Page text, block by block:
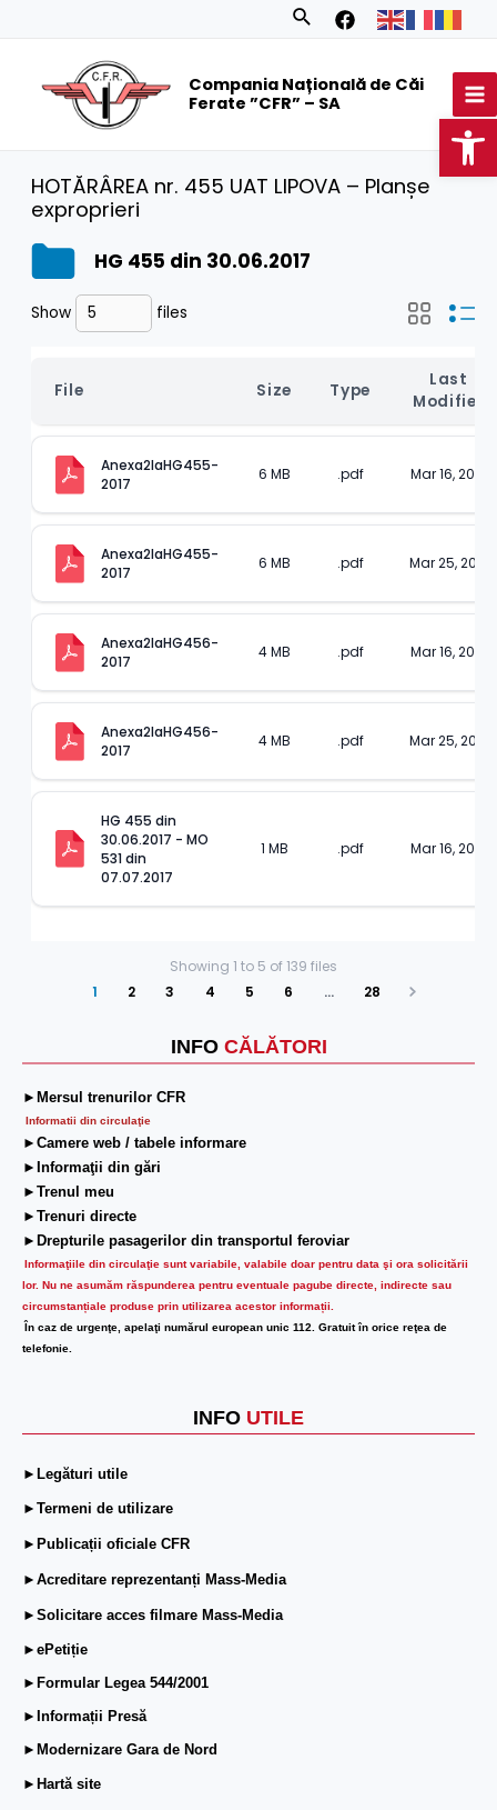
Search
Compania Națională de Căi
Ferate ”CFR” – SA
INFO CĂLĂTORI
►Mersul trenurilor CFR
Informatii din circulaţie
►Camere web / tabele informare
►Informaţii din gări
►Trenul meu
►Trenuri directe
►Drepturile pasagerilor din transportul feroviar
Informaţiile din circulaţie sunt variabile, valabile doar pentru data şi ora solicitării
lor. Nu ne asumăm răspunderea pentru eventuale pagube directe, indirecte sau
circumstanțiale produse prin utilizarea acestor informații.
În caz de urgenţe, apelaţi numărul european unic 112. Gratuit în orice reţea de
telefonie.
INFO UTILE
►Legături utile
►Termeni de utilizare
►Publicații oficiale CFR
►Acreditare reprezentanți Mass-Media
►Solicitare acces filmare Mass-Media
►ePetiție
►Formular Legea 544/2001
►Informații Presă
►Modernizare Gara de Nord
►Hartă site
HOTĂRÂREA nr. 455 UAT LIPOVA – Planșe
exproprieri
HG 455 din 30.06.2017
Show files
File Size Type
Last
Modified
Anexa2laHG455-
2017
6 MB .pdf Mar 16, 2023
Anexa2laHG455-
2017
6 MB .pdf Mar 25, 2023
Anexa2laHG456-
2017
4 MB .pdf Mar 16, 2023
Anexa2laHG456-
2017
4 MB .pdf Mar 25, 2023
HG 455 din
30.06.2017 - MO
531 din
07.07.2017
1 MB .pdf Mar 16, 2023
Showing 1 to 5 of 139 files
1
2 3 4 5 6 … 28